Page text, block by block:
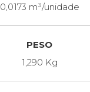
0,0173 m³/unidade
PESO
1,290 Kg